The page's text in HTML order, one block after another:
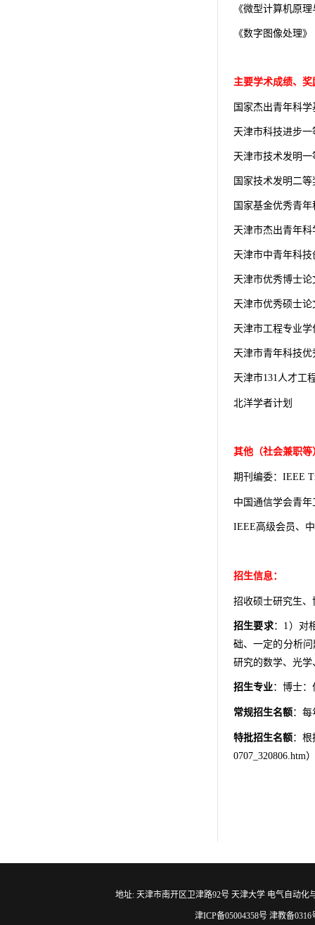
《微型计算机原
《数字图像处理》
主要学术成绩、奖
国家杰出青年科
天津市科技进步一
天津市技术发明一
国家技术发明二等
国家基金优秀青
天津市杰出青年
天津市中青年科
天津市优秀博士
天津市优秀硕士
天津市工程专业
天津市青年科技优
天津市131人才工
北洋学者计划
其他（社会兼职等
期刊编委： IEEE
中国通信学会青
IEEE高级会员、
招生信息：
招收硕士研究生
招生要求： 1）对
础、一定的分析
研究的数学、光
招生专业：博士：
常规招生名额：每
特批招生名额：根
0707_320806.htm
地址: 天津市南开区卫津路92号 天津大学 电气自动化
津ICP备05004358号 津教备